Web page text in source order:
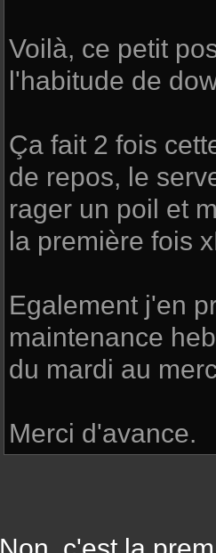
Voilà, ce petit
l'habitude de
Ça fait 2 fois
de repos, le
rager un poil et
la première fois
Egalement j'en
maintenance
du mardi au
Merci d'avance.